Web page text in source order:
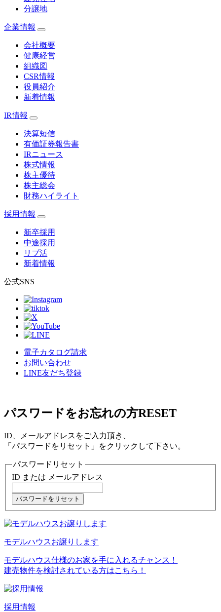
分譲地
企業情報
会社概要
健康経営
組織図
CSR情報
役員紹介
新着情報
IR情報
決算短信
有価証券報告書
IRニュース
株式情報
株主優待
株主総会
財務ハイライト
採用情報
新卒採用
中途採用
リブ活
新着情報
公式SNS
電子カタログ請求
お問い合わせ
LINE友だち登録
パスワードをお忘れの方RESET
ID、メールアドレスをご入力頂き、
「パスワードをリセット」をクリックして下さい。
パスワードリセット
ID または メールアドレス
モデルハウスお譲りします
モデルハウス仕様のお家を手に入れるチャンス！
建売物件を検討されている方はこちら！
採用情報